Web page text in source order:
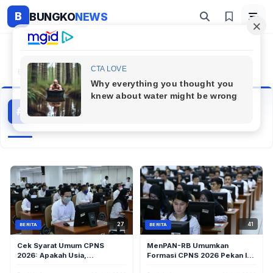
B BUNGKONEWS
Beranda #Cpns 2026
#
Cpns 2026
24 artikel
BERITA 27
Cek Syarat Umum CPNS
2026: Apakah Usia,
BERITA 41
MenPAN-RB Umumkan
Formasi CPNS 2026 Pekan Ini,